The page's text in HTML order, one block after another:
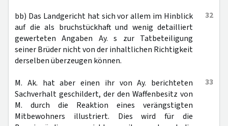
32
bb) Das Landgericht hat sich vor allem im Hinblick
auf die als bruchstückhaft und wenig detailliert
gewerteten Angaben Ay. s zur Tatbeteiligung
seiner Brüder nicht von der inhaltlichen Richtigkeit
derselben überzeugen können.
33
M. Ak. hat aber einen ihr von Ay. berichteten
Sachverhalt geschildert, der den Waffenbesitz von
M. durch die Reaktion eines verängstigten
Mitbewohners illustriert. Dies wird für die